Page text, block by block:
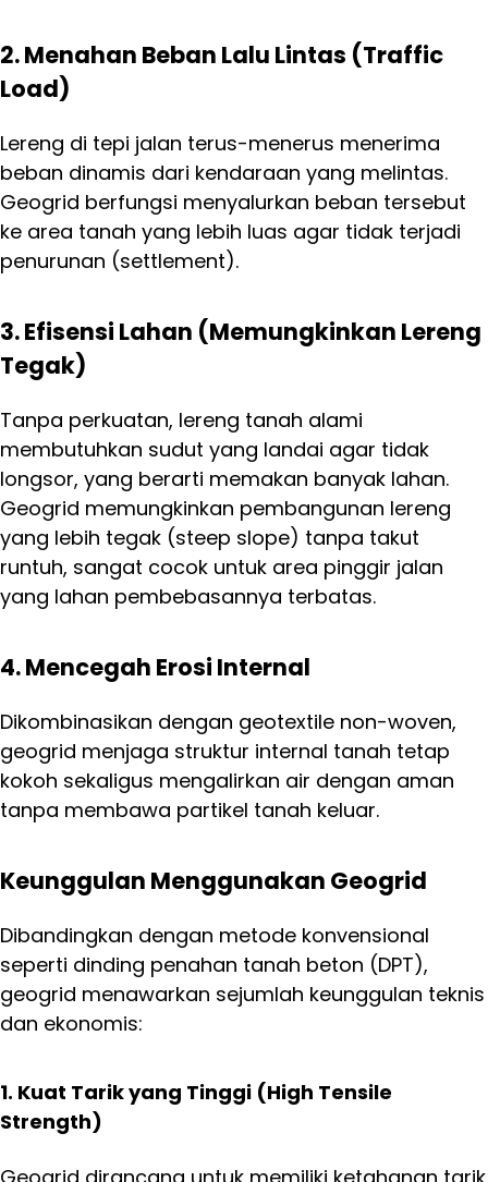
2. Menahan Beban Lalu Lintas (Traffic
Load)
Lereng di tepi jalan terus-menerus menerima
beban dinamis dari kendaraan yang melintas.
Geogrid berfungsi menyalurkan beban tersebut
ke area tanah yang lebih luas agar tidak terjadi
penurunan (settlement).
3. Efisensi Lahan (Memungkinkan Lereng
Tegak)
Tanpa perkuatan, lereng tanah alami
membutuhkan sudut yang landai agar tidak
longsor, yang berarti memakan banyak lahan.
Geogrid memungkinkan pembangunan lereng
yang lebih tegak (steep slope) tanpa takut
runtuh, sangat cocok untuk area pinggir jalan
yang lahan pembebasannya terbatas.
4. Mencegah Erosi Internal
Dikombinasikan dengan geotextile non-woven,
geogrid menjaga struktur internal tanah tetap
kokoh sekaligus mengalirkan air dengan aman
tanpa membawa partikel tanah keluar.
Keunggulan Menggunakan Geogrid
Dibandingkan dengan metode konvensional
seperti dinding penahan tanah beton (DPT),
geogrid menawarkan sejumlah keunggulan teknis
dan ekonomis:
1. Kuat Tarik yang Tinggi (High Tensile
Strength)